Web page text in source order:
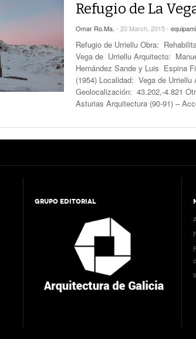
Refugio de La
Omar Ro.Ma. - 20 March, 2015 -
Refugio de Urriellu Obra:
Vega de Urriellu Arquitecto:
Hernández Sande y Luis Espina
(1954) Localidad: Vega de
Geolocalización: 43.202,-4.821
Asturias Arquitectura (90-91) –
GRUPO EDITORIAL